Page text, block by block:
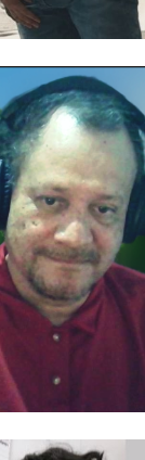
¿Necesitas